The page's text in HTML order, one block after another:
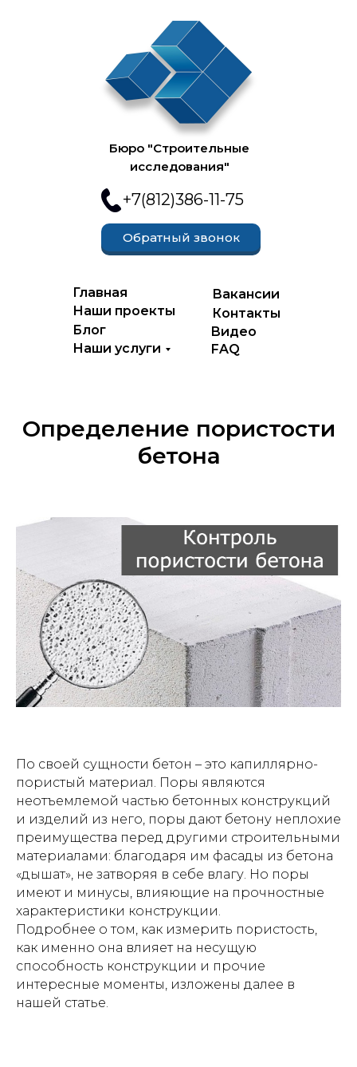
Наши услуги
Наши проекты
Контакты
Блог
Бюро "Строительные
исследования"
Обратный звонок
Главная
Видео
FAQ
Вакансии
+7(812)386-11-75
Определение пористости
бетона
По своей сущности бетон – это капиллярно-
пористый материал. Поры являются
неотъемлемой частью бетонных конструкций
и изделий из него, поры дают бетону неплохие
преимущества перед другими строительными
материалами: благодаря им фасады из бетона
«дышат», не затворяя в себе влагу. Но поры
имеют и минусы, влияющие на прочностные
характеристики конструкции.
Подробнее о том, как измерить пористость,
как именно она влияет на несущую
способность конструкции и прочие
интересные моменты, изложены далее в
нашей статье.